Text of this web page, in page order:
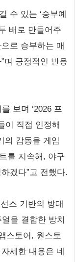
수 있는 ‘승부예
배로 만들어주
로 승부하는 매
며 긍정적인 반응
보며 ‘2026 프
이 직접 인정해
의 감동을 게임
를 지속해, 야구
겠다”고 전했다.
스 기반의 방대
을 결합한 방치
스토어, 원스토
세한 내용은 네